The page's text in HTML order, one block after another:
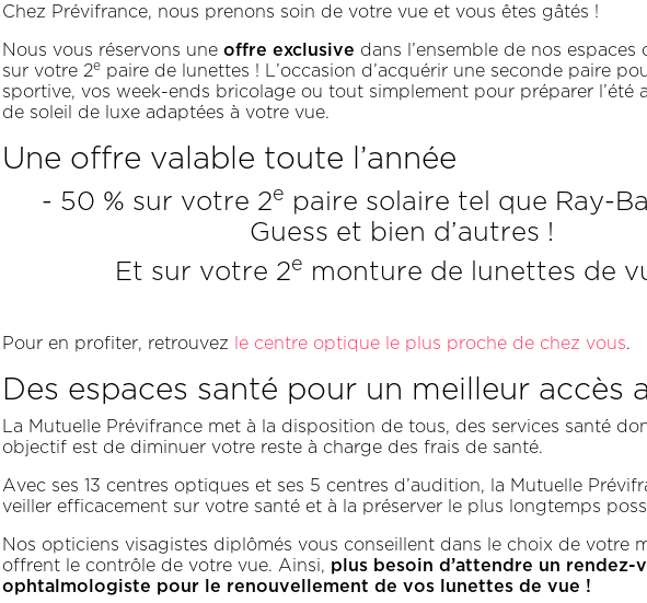
Chez Prévifrance, nous prenons soin de votre vue et vous êtes gâtés !
Nous vous réservons une offre exclusive dans l’ensemble de nos
sur votre 2e paire de lunettes ! L’occasion d’acquérir une seconde paire
sportive, vos week-ends bricolage ou tout simplement pour préparer l’été
de soleil de luxe adaptées à votre vue.
Une offre valable toute l’année
- 50 % sur votre 2e paire solaire tel que Ray-
Guess et bien d’autres !
Et sur votre 2e monture de lunettes de
Pour en profiter, retrouvez le centre optique le plus proche de chez vous.
Des espaces santé pour un meilleur accès
La Mutuelle Prévifrance met à la disposition de tous, des services santé
objectif est de diminuer votre reste à charge des frais de santé.
Avec ses 13 centres optiques et ses 5 centres d’audition, la Mutuelle
veiller efficacement sur votre santé et à la préserver le plus longtemps
Nos opticiens visagistes diplômés vous conseillent dans le choix de votre
offrent le contrôle de votre vue. Ainsi, plus besoin d’attendre un rendez-
ophtalmologiste pour le renouvellement de vos lunettes de vue !